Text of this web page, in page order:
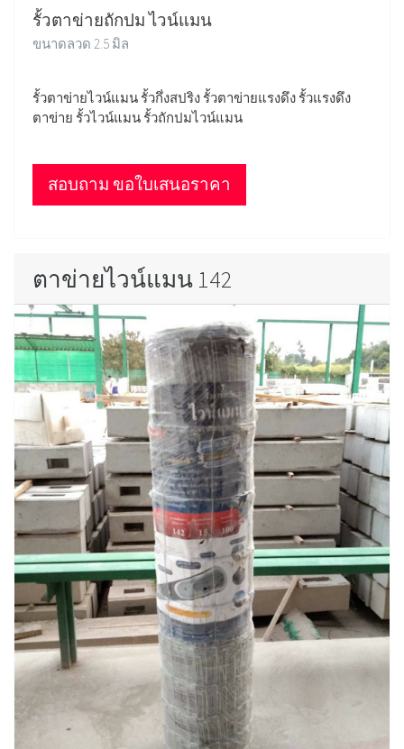
รั้วตาข่ายถักปม ไวน์แมน
ขนาดลวด 2.5 มิล
รั้วตาข่ายไวน์แมน รั้วกึ่งสปริง รั้วตาข่ายแรงดึง รั้วแรงดึง
ตาข่าย รั้วไวน์แมน รั้วถักปมไวน์แมน
สอบถาม ขอใบเสนอราคา
ตาข่ายไวน์แมน 142